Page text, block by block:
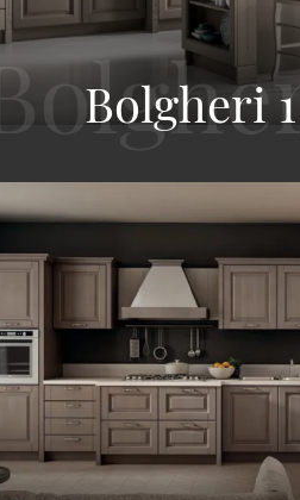
Bolgheri 1